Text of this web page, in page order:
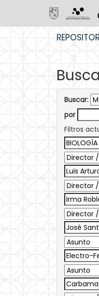
Buscar:
por
Filtros